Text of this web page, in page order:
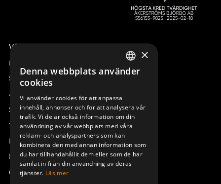
Våra radiostyrningar – översikt
Remotus
Sesam
Access_Ctrl
Support
Teknisk support
Boka service
Manualer och videoinstruktioner
Om Åkerströms
SWEDISH
DEUTSCH
×
Denna webbplats använder
cookies
Vi använder cookies för att anpassa
innehåll, annonser och för att analysera vår
trafik. Vi delar också information om din
användning av vår webbplats med våra
reklam- och analyspartners som kan
kombinera den med annan information som
du har tillhandahållit dem eller som de har
samlat in från din användning av deras
tjänster. Läs mer